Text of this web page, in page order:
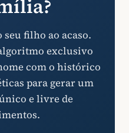
seu filho ao acaso.
exclusivo
com o histórico
para gerar um
e livre de